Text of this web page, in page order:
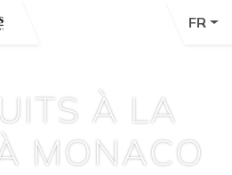
FR
À LA
MONACO